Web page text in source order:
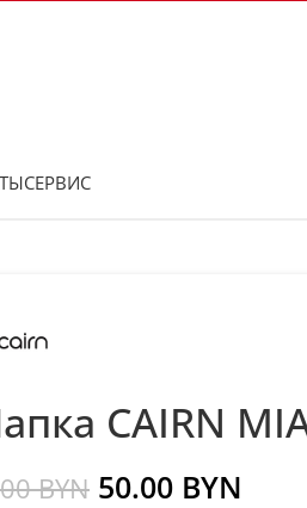
СЕРВИС
CAIRN
BYN 50.00 BYN